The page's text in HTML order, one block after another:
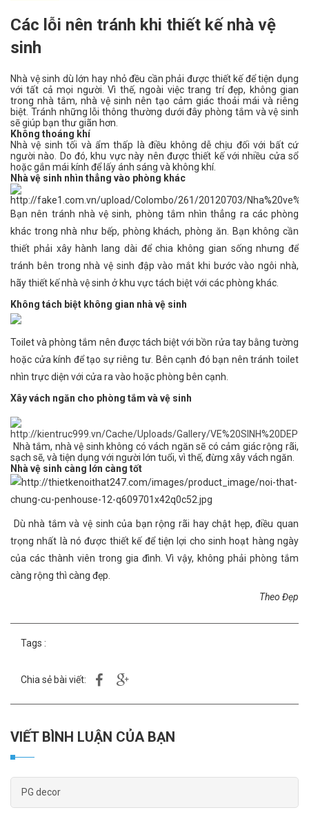
Các lỗi nên tránh khi thiết kế nhà vệ
sinh
Nhà vệ sinh dù lớn hay nhỏ đều cần phải được thiết kế để tiện dụng
với tất cả mọi người. Vì thế, ngoài việc trang trí đẹp, không gian
trong nhà tắm, nhà vệ sinh nên tạo cảm giác thoải mái và riêng
biệt. Tránh những lỗi thông thường dưới đây phòng tắm và vệ sinh
sẽ giúp bạn thư giãn hơn.
Không thoáng khí
Nhà vệ sinh tối và ẩm thấp là điều không dễ chịu đối với bất cứ
người nào. Do đó, khu vực này nên được thiết kế với nhiều cửa sổ
hoặc gắn mái kính để lấy ánh sáng và không khí.
Nhà vệ sinh nhìn thẳng vào phòng khác
Bạn nên tránh nhà vệ sinh, phòng tắm nhìn thẳng ra các phòng
khác trong nhà như bếp, phòng khách, phòng ăn. Bạn không cần
thiết phải xây hành lang dài để chia không gian sống nhưng để
tránh bên trong nhà vệ sinh đập vào mắt khi bước vào ngôi nhà,
hãy thiết kế nhà vệ sinh ở khu vực tách biệt với các phòng khác.
Không tách biệt không gian nhà vệ sinh
Toilet và phòng tắm nên được tách biệt với bồn rửa tay bằng tường
hoặc cửa kính để tạo sự riêng tư. Bên cạnh đó bạn nên tránh toilet
nhìn trực diện với cửa ra vào hoặc phòng bên cạnh.
Xây vách ngăn cho phòng tắm và vệ sinh
Nhà tắm, nhà vệ sinh không có vách ngăn sẽ có cảm giác rộng rãi,
sạch sẽ, và tiện dụng với người lớn tuổi, vì thế, đừng xây vách ngăn.
Nhà vệ sinh càng lớn càng tốt
Dù nhà tắm và vệ sinh của bạn rộng rãi hay chật hẹp, điều quan
trọng nhất là nó được thiết kế để tiện lợi cho sinh hoạt hàng ngày
của các thành viên trong gia đình. Vì vậy, không phải phòng tắm
càng rộng thì càng đẹp.
Theo Đẹp
Tags :
Chia sẻ bài viết:
VIẾT BÌNH LUẬN CỦA BẠN